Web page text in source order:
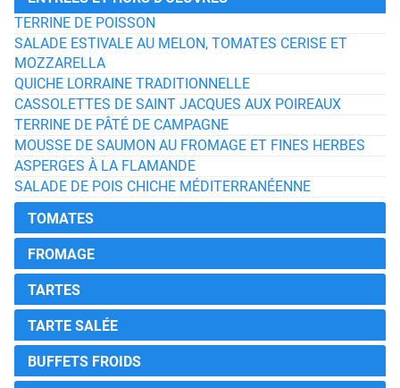
TERRINE DE POISSON
SALADE ESTIVALE AU MELON, TOMATES CERISE ET
MOZZARELLA
QUICHE LORRAINE TRADITIONNELLE
CASSOLETTES DE SAINT JACQUES AUX POIREAUX
TERRINE DE PÂTÉ DE CAMPAGNE
MOUSSE DE SAUMON AU FROMAGE ET FINES HERBES
ASPERGES À LA FLAMANDE
SALADE DE POIS CHICHE MÉDITERRANÉENNE
TOMATES
FROMAGE
TARTES
TARTE SALÉE
BUFFETS FROIDS